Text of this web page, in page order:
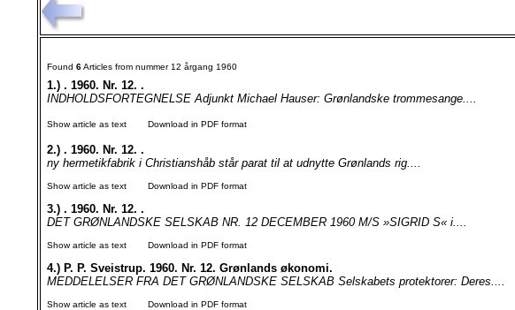
Found 6Articles from nummer 12 årgang 1960
1.) . 1960. Nr. 12. .
INDHOLDSFORTEGNELSE Adjunkt Michael Hauser: Grønlandske trommesange....
Show article as text Download in PDF format
2.) . 1960. Nr. 12. .
ny hermetikfabrik i Christianshåb står parat til at udnytte Grønlands rig....
Show article as text Download in PDF format
3.) . 1960. Nr. 12. .
DET GRØNLANDSKE SELSKAB NR. 12 DECEMBER 1960 M/S »SIGRID S« i....
Show article as text Download in PDF format
4.) P. P. Sveistrup. 1960. Nr. 12. Grønlands økonomi.
MEDDELELSER FRA DET GRØNLANDSKE SELSKAB Selskabets protektorer: Deres....
Show article as text Download in PDF format